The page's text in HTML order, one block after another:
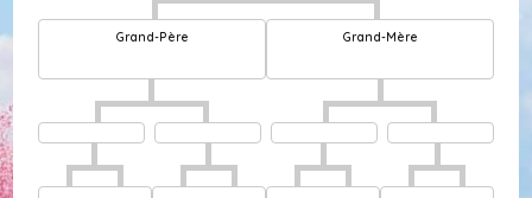
Grand-Père Grand-Mère